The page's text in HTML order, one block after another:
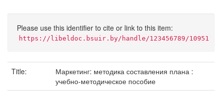
Please use this identifier to cite or link to this item:
https://libeldoc.bsuir.by/handle/123456789/10951
Title:
Маркетинг: методика составления плана :
учебно-методическое пособие